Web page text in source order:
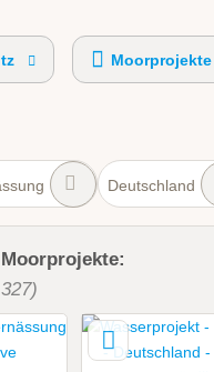
Moorprojekte
Deutschland